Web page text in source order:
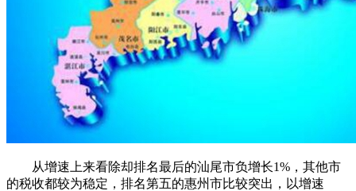
从增速上来看除却排名最后的汕尾市负增长1%，其他市
的税收都较为稳定，排名第五的惠州市比较突出，以增速